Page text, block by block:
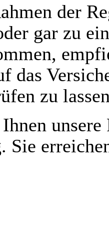
der
gar zu
das
zu
Sie